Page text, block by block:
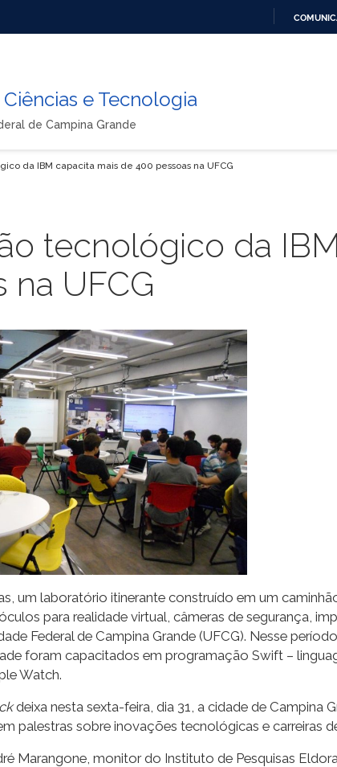
e Tecnologia
de Campina Grande
da IBM capacita mais de 400 pessoas na UFCG
tecnológico da
na UFCG
um laboratório itinerante construído em um
para realidade virtual, câmeras de segurança,
Federal de Campina Grande (UFCG). Nesse
foram capacitados em programação Swift –
Watch.
deixa nesta sexta-feira, dia 31, a cidade de Campina
palestras sobre inovações tecnológicas e carreiras
Marangone, monitor do Instituto de Pesquisas